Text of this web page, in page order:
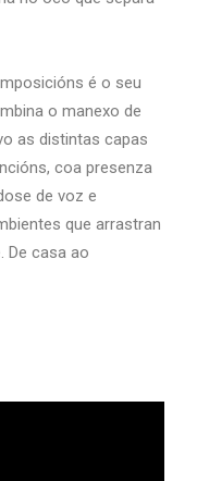
é o seu
o manexo de
as distintas capas
coa presenza
de voz e
que arrastran
De casa ao